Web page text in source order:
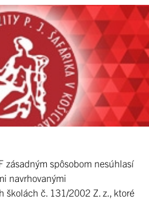
zásadným spôsobom nesúhlasí
navrhovanými
školách č. 131/2002 Z. z., ktoré